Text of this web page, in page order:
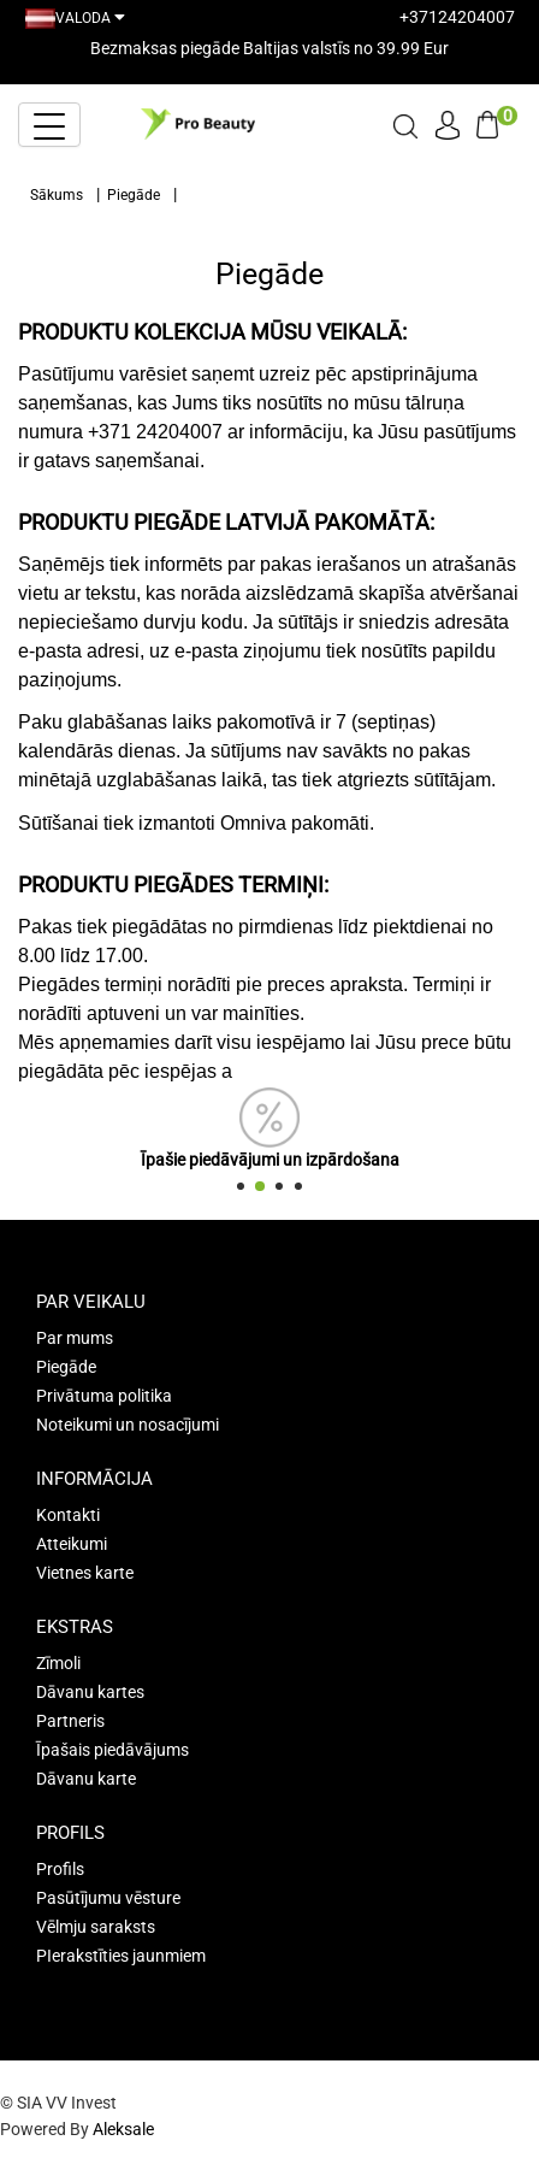
VALODA
+37124204007
Bezmaksas piegāde Baltijas valstīs no 39.99 Eur
0
Sākums Piegāde
Piegāde
PRODUKTU KOLEKCIJA MŪSU VEIKALĀ:
Pasūtījumu varēsiet saņemt uzreiz pēc apstiprinājuma
saņemšanas, kas Jums tiks nosūtīts no mūsu tālruņa
numura +371 24204007 ar informāciju, ka Jūsu pasūtījums
ir gatavs saņemšanai.
PRODUKTU PIEGĀDE LATVIJĀ PAKOMĀTĀ:
Saņēmējs tiek informēts par pakas ierašanos un atrašanās
vietu ar tekstu, kas norāda aizslēdzamā skapīša atvēršanai
nepieciešamo durvju kodu. Ja sūtītājs ir sniedzis adresāta
e-pasta adresi, uz e-pasta ziņojumu tiek nosūtīts papildu
paziņojums.
Paku glabāšanas laiks pakomotīvā ir 7 (septiņas)
kalendārās dienas. Ja sūtījums nav savākts no pakas
minētajā uzglabāšanas laikā, tas tiek atgriezts sūtītājam.
Sūtīšanai tiek izmantoti Omniva pakomāti.
PRODUKTU PIEGĀDES TERMIŅI:
Pakas tiek piegādātas no pirmdienas līdz piektdienai no
8.00 līdz 17.00.
Piegādes termiņi norādīti pie preces apraksta. Termiņi ir
norādīti aptuveni un var mainīties.
Mēs apņemamies darīt visu iespējamo lai Jūsu prece būtu
piegādāta pēc iespējas a
Īpašie piedāvājumi un izpārdošana
PAR VEIKALU
Par mums
Piegāde
Privātuma politika
Noteikumi un nosacījumi
INFORMĀCIJA
Kontakti
Atteikumi
Vietnes karte
EKSTRAS
Zīmoli
Dāvanu kartes
Partneris
Īpašais piedāvājums
Dāvanu karte
PROFILS
Profils
Pasūtījumu vēsture
Vēlmju saraksts
PIerakstīties jaunmiem
© SIA VV Invest
Powered ByAleksale